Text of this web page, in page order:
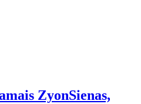
ZyonSienas,